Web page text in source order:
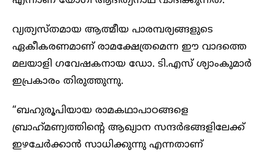
വ്യത്യസ്തമായ ആത്മീയ പാരമ്പര്യങ്ങളുടെ
ഏകീകരണമാണ് രാമക്ഷേത്രമെന്ന ഈ വാദത്തെ
മലയാളി ഗവേഷകനായ ഡോ. ടി.എസ് ശ്യാംകുമാർ
ഇപ്രകാരം തിരുത്തുന്നു.
“ബഹുരൂപിയായ രാമകഥാപാഠങ്ങളെ
ബ്രാഹ്‌മണ്യത്തിന്റെ ആഖ്യാന സന്ദര്‍ഭങ്ങളിലേക്ക്
ഇഴചേര്‍ക്കാന്‍ സാധിക്കുന്നു എന്നതാണ്